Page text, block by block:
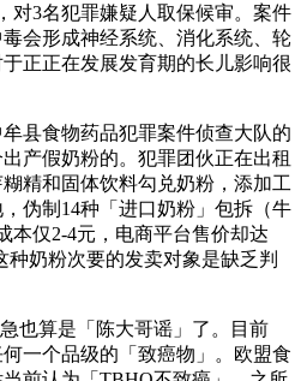
对3名犯罪嫌疑人取保候审。案件
会形成神经系统、消化系统、轮
正正在发展发育期的长儿影响很
县食物药品犯罪案件侦查大队的
产假奶粉的。犯罪团伙正在出租
精和固体饮料勾兑奶粉，添加工
伪制14种「进口奶粉」包拆（牛
本仅2-4元，电商平台售价却达
种奶粉次要的发卖对象是缺乏判
算是「陈大哥谣」了。目前
一个品级的「致癌物」。欧盟食